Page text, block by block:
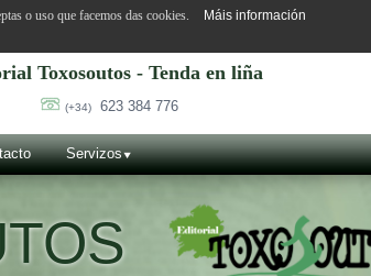
Toxosoutos - Tenda en liña
(+34) 623 384 776
Servizos
o uso que facemos das cookies. Máis información